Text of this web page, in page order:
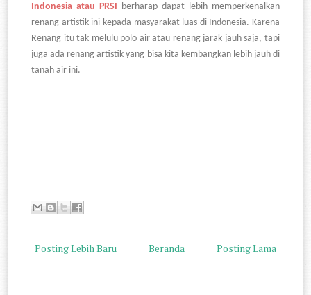
Indonesia atau PRSI
berharap dapat lebih memperkenalkan
renang artistik ini kepada masyarakat luas di Indonesia. Karena
Renang itu tak melulu polo air atau renang jarak jauh saja, tapi
juga ada renang artistik yang bisa kita kembangkan lebih jauh di
tanah air ini.
Posting Lebih Baru Posting Lama
Beranda